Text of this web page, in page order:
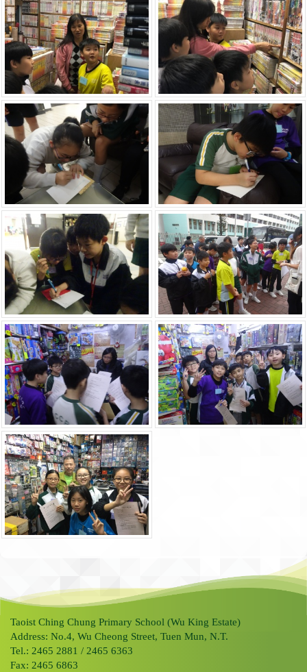
Taoist Ching Chung Primary School (Wu King Estate)
Address: No.4, Wu Cheong Street, Tuen Mun, N.T.
Tel.: 2465 2881 / 2465 6363
Fax: 2465 6863